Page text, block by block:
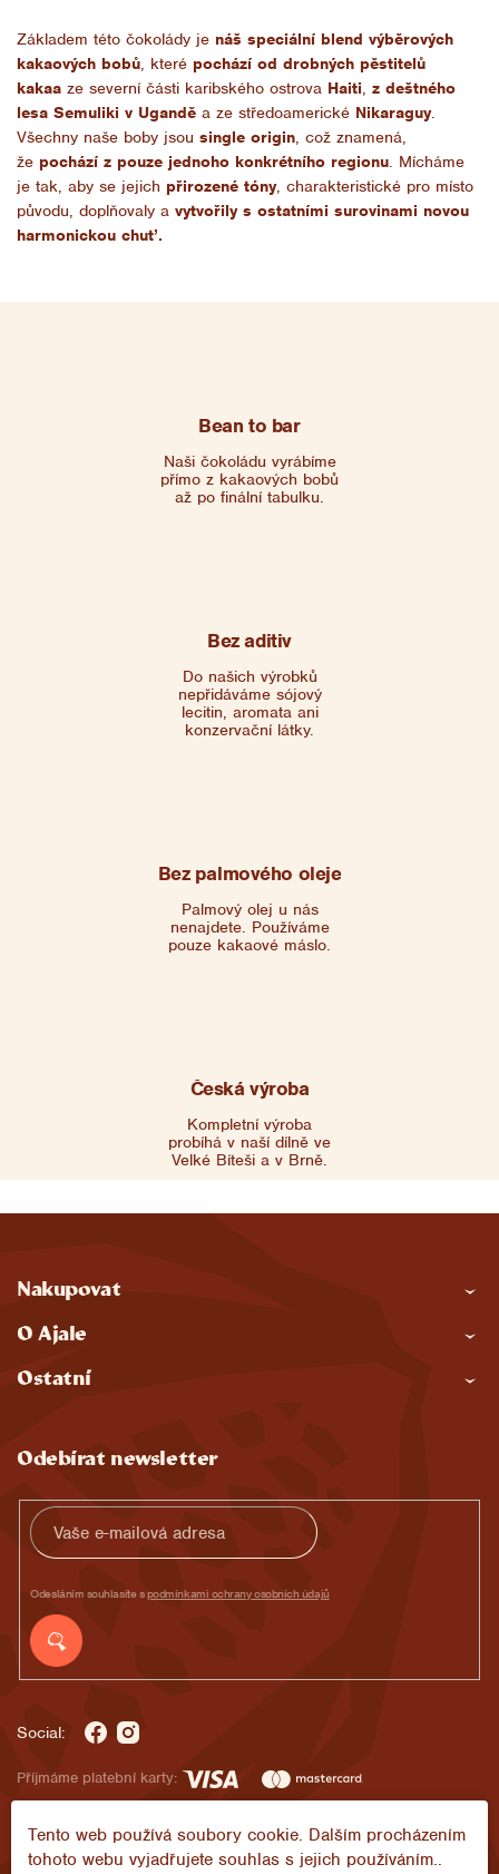
Tento web používá soubory cookie. Dalším procházením
tohoto webu vyjadřujete souhlas s jejich používáním..
Bean to bar
Naši čokoládu vyrábíme
přímo z kakaových bobů
až po finální tabulku.
Bez aditiv
Do našich výrobků
nepřidáváme sójový
lecitin, aromata ani
konzervační látky.
Bez palmového oleje
Palmový olej u nás
nenajdete. Používáme
pouze kakaové máslo.
Česká výroba
Kompletní výroba
probíhá v naší dílně ve
Velké Bíteši a v Brně.
Základem této čokolády je náš speciální blend výběrových
kakaových bobů, které pochází od drobných pěstitelů
kakaa ze severní části karibského ostrova Haiti, z deštného
lesa Semuliki v Ugandě a ze středoamerické Nikaraguy.
Všechny naše boby jsou single origin, což znamená,
že pochází z pouze jednoho konkrétního regionu. Mícháme
je tak, aby se jejich přirozené tóny, charakteristické pro místo
původu, doplňovaly a vytvořily s ostatními surovinami novou
harmonickou chuť.
p
Nakupovat
O Ajale
Ostatní
Odebírat newsletter
Odesláním souhlasíte spodmínkami ochrany osobních údajů
Social:
Příjmáme platební karty:
Copyright 2026Ajala Chocolate. Všechna práva vyhrazena.